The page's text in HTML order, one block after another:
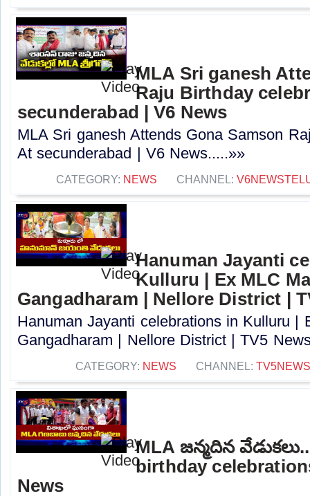
MLA Sri ganesh
Raju Birthday
secunderabad | V6 News
MLA Sri ganesh Attends Gona Samson
At secunderabad | V6 News.....»»
CATEGORY: NEWS CHANNEL:
Hanuman Jayanti
Kulluru | Ex MLC
Gangadharam | Nellore District |
Hanuman Jayanti celebrations in Kulluru |
Gangadharam | Nellore District | TV5
CATEGORY: NEWS CHANNEL: TV5NEWS
MLA జన్మదిన
birthday
News